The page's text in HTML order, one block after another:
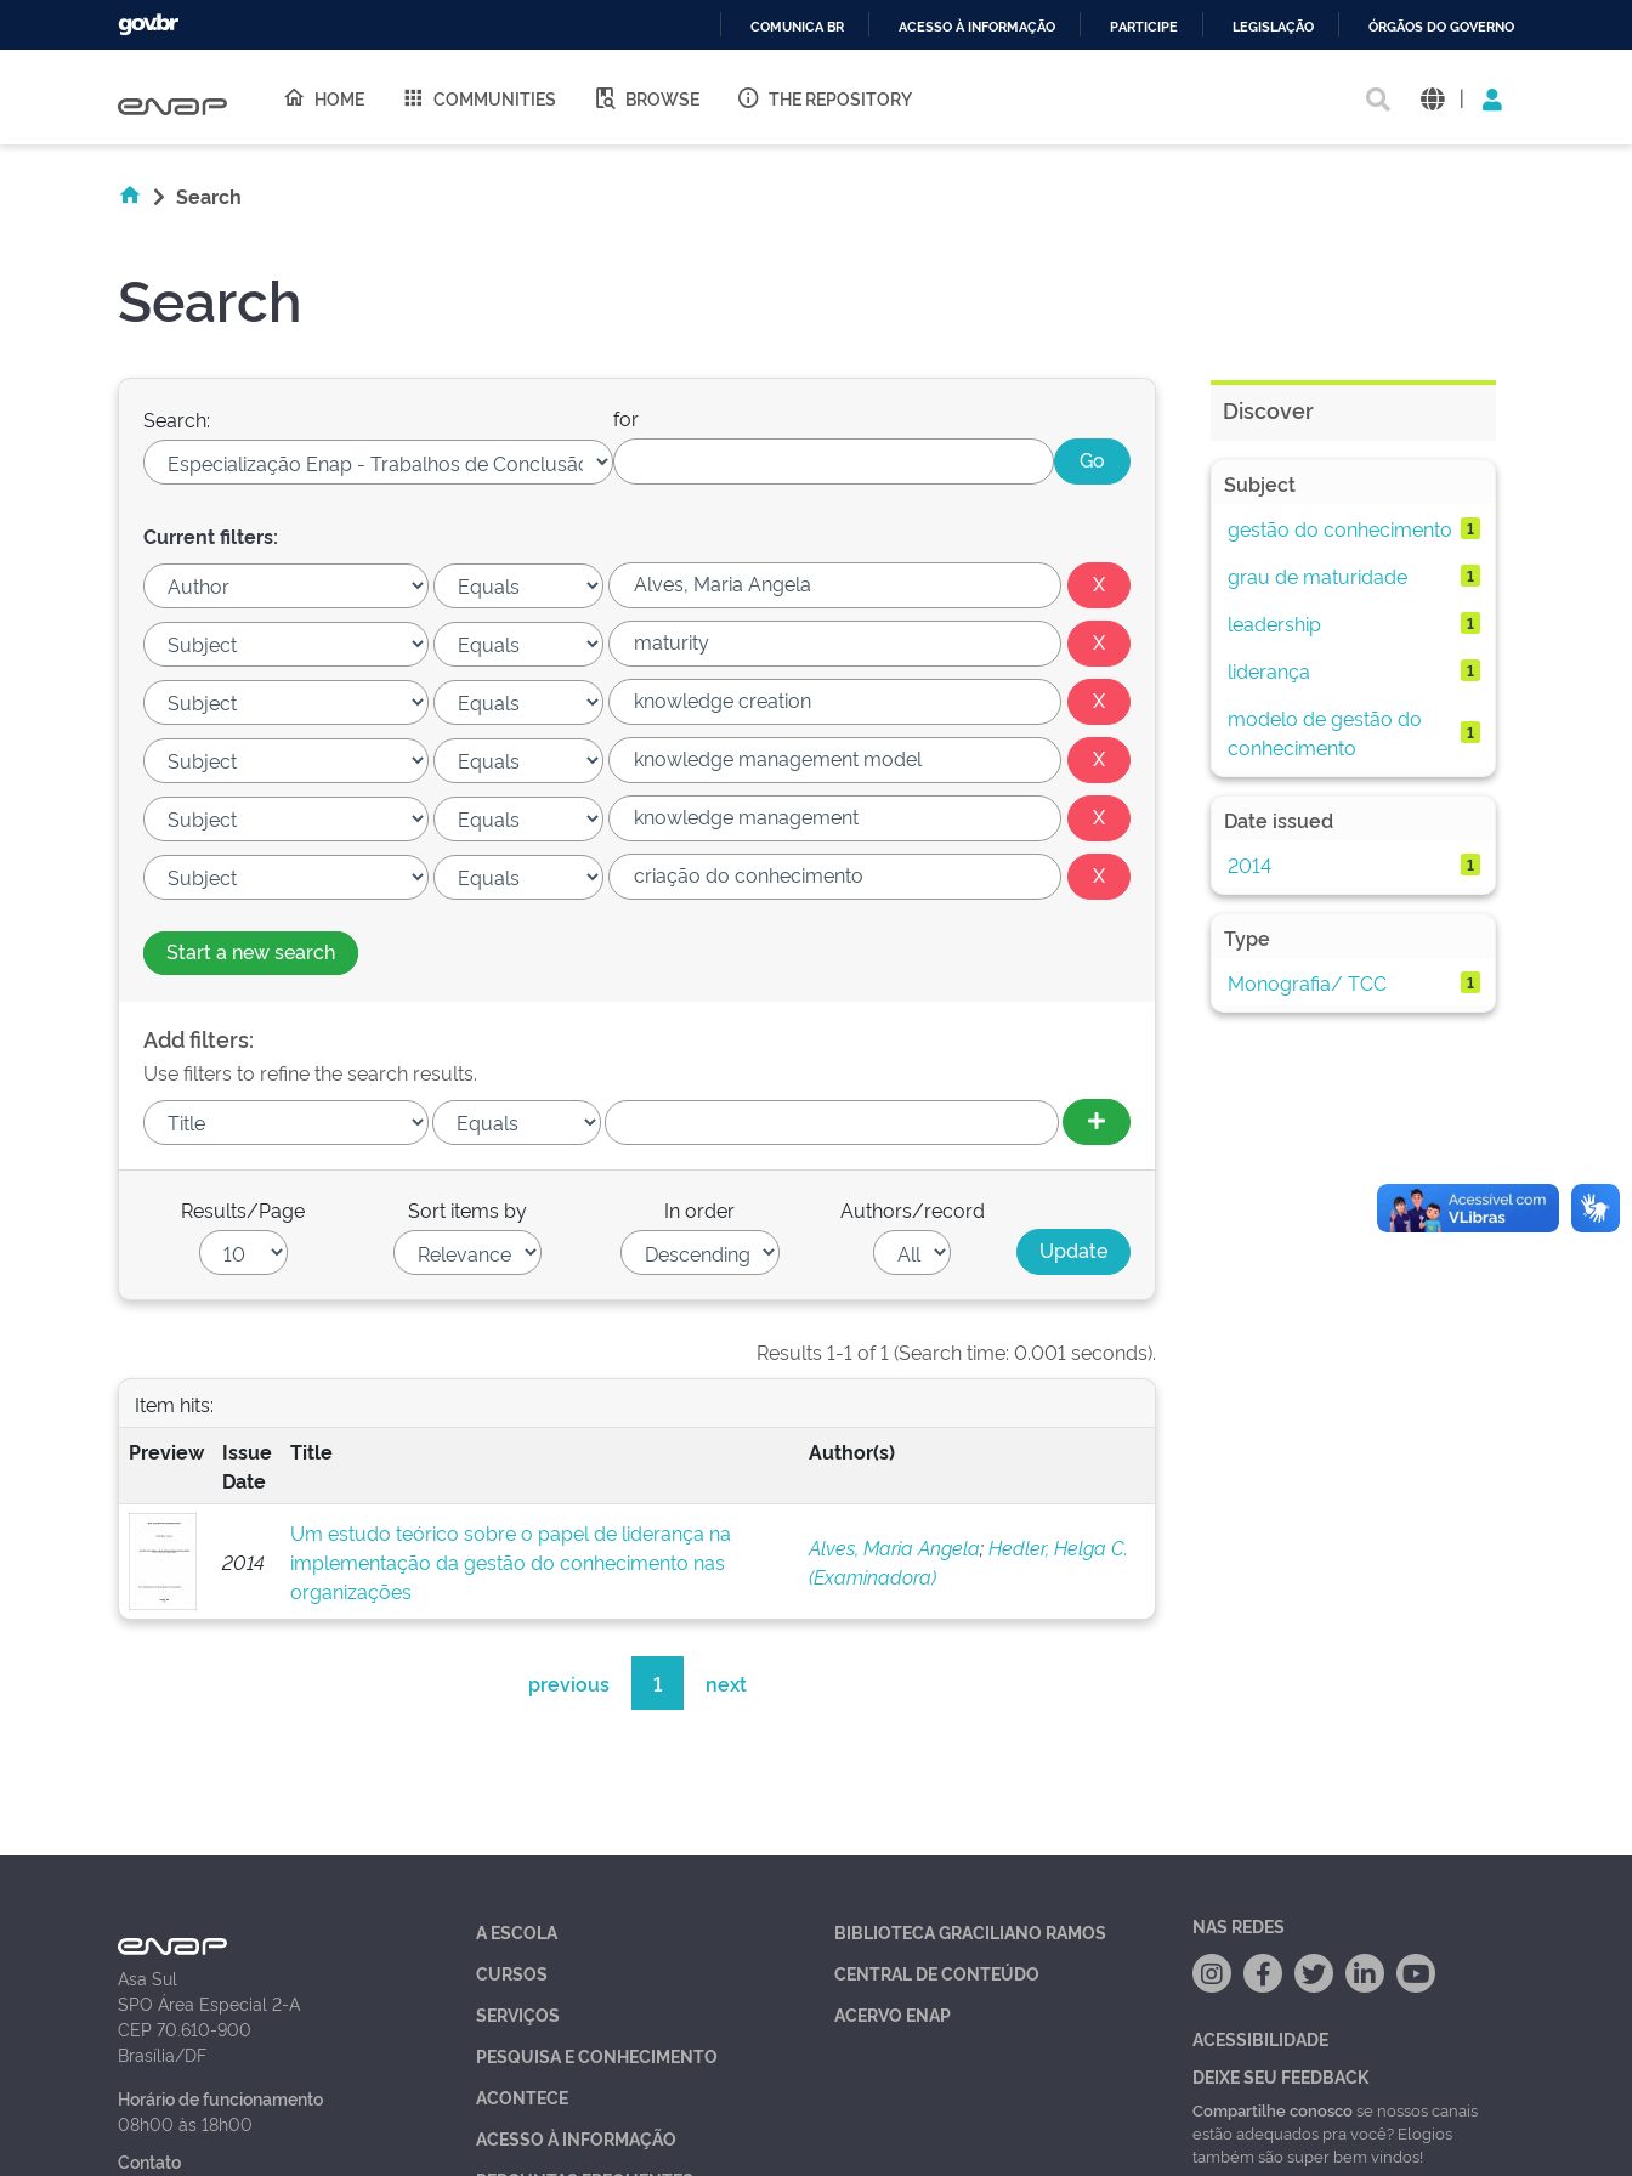
O
COMUNICA BR ACESSO À INFORMAÇÃO PARTICIPE LEGISLAÇÃO ÓRGÃOS DO GOVERNO
HOME COMMUNITIES BROWSE THE REPOSITORY |
Search
Search
Search: for
Current filters:
Start a new search
Add filters:
Use filters to refine the search results.
Results/Page Sort items by In order Authors/record
Results 1-1 of 1 (Search time: 0.001 seconds).
Item hits:
Preview
Issue
Date
Title Author(s)
2014
Um estudo teórico sobre o papel de liderança na
implementação da gestão do conhecimento nas
organizações
Alves, Maria Angela;Hedler, Helga C.
(Examinadora)
previous 1 next
Discover
Subject
gestão do conhecimento
1
grau de maturidade 1
leadership 1
liderança 1
modelo de gestão do
conhecimento
1
Date issued
2014
1
Type
Monografia/ TCC
1
Asa Sul
SPO Área Especial 2-A
CEP 70.610-900
Brasília/DF
Horário de funcionamento
08h00 às 18h00
Contato
A ESCOLA
CURSOS
SERVIÇOS
PESQUISA E CONHECIMENTO
ACONTECE
ACESSO À INFORMAÇÃO
BIBLIOTECA GRACILIANO RAMOS
CENTRAL DE CONTEÚDO
ACERVO ENAP
NAS REDES
ACESSIBILIDADE
DEIXE SEU FEEDBACK
Compartilhe conoscose nossos canais
estão adequados pra você? Elogios
também são super bem vindos!